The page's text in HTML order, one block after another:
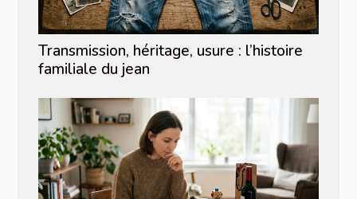
Transmission, héritage, usure : l’histoire
familiale du jean